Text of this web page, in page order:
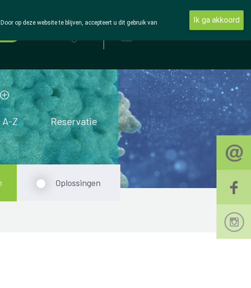
Z Reservatie
Oplossingen
op deze website te blijven, accepteert u dit gebruik van
Ik ga akkoord